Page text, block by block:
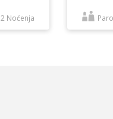
2 Noćenja